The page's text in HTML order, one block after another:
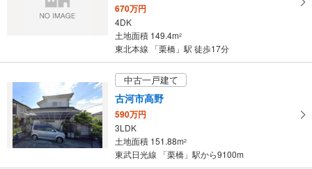
670万円
4DK
土地面積 149.4m2
東北本線 「栗橋」駅 徒歩17分
中古一戸建て
古河市高野
590万円
3LDK
土地面積 151.88m2
東武日光線 「栗橋」駅から9100m